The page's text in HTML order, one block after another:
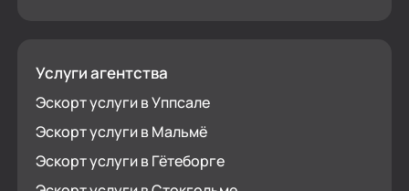
Услуги агентства
Эскорт услуги в Уппсале
Эскорт услуги в Мальмё
Эскорт услуги в Гётеборге